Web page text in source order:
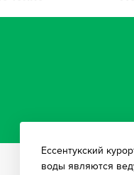
Ессентукский
воды являются